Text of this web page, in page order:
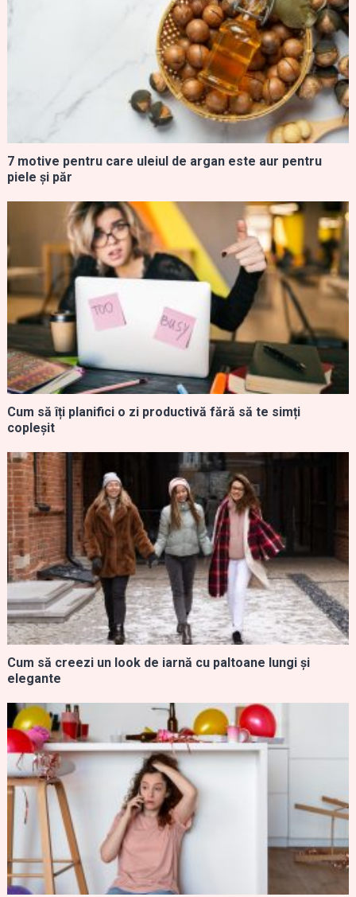
7 motive pentru care uleiul de argan este aur pentru
piele și păr
Cum să îți planifici o zi productivă fără să te simți
copleșit
Cum să creezi un look de iarnă cu paltoane lungi și
elegante